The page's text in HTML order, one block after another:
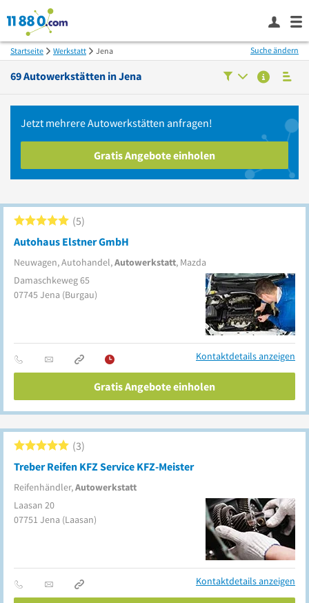
Startseite Werkstatt Jena
69Autowerkstätten inJena
Suche ändern
Jetzt mehrereAutowerkstätten anfragen!
Gratis Angebote einholen
Autohaus Elstner GmbH
Neuwagen, Autohandel,Autowerkstatt, Mazda
5
Damaschkeweg 65
07745Jena (Burgau)
Kontaktdetails anzeigen
Gratis Angebote einholen
Treber Reifen KFZ Service KFZ-Meister
Reifenhändler,Autowerkstatt
3
Laasan 20
07751 Jena (Laasan)
Kontaktdetails anzeigen